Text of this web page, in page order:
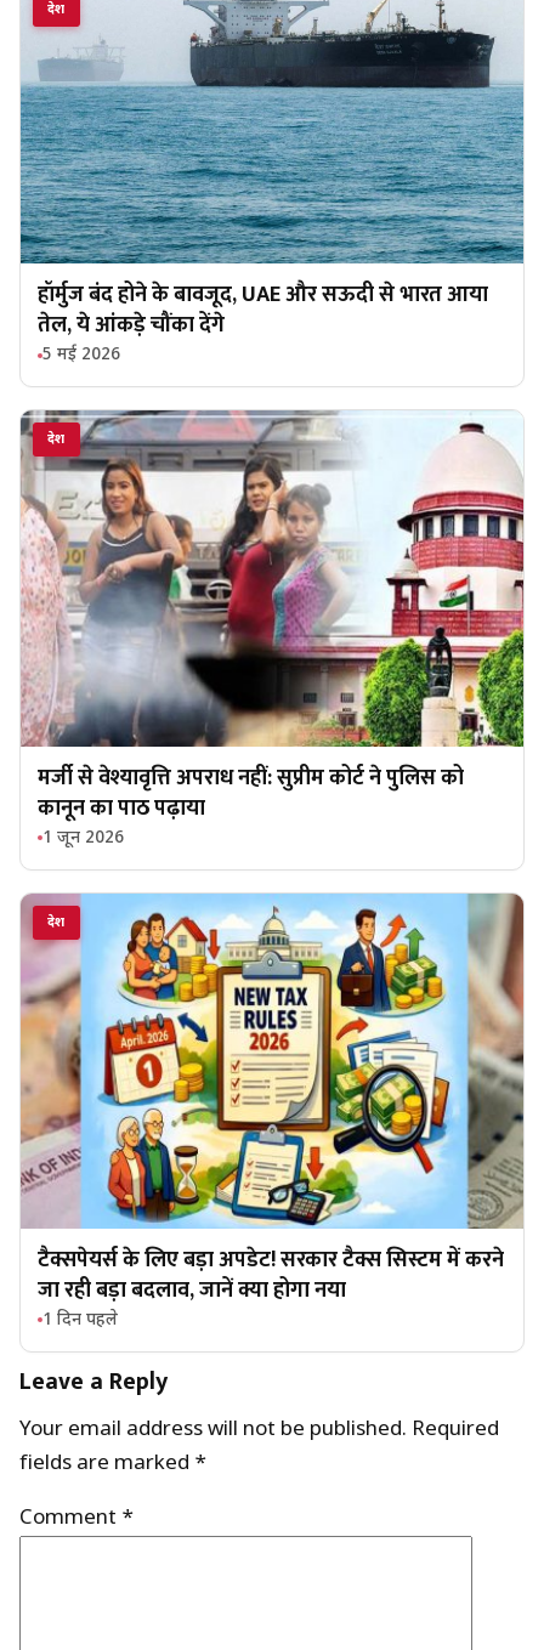
देश
हॉर्मुज बंद होने के बावजूद, UAE और सऊदी से भारत आया
तेल, ये आंकड़े चौंका देंगे
5 मई 2026
देश
मर्जी से वेश्यावृत्ति अपराध नहीं: सुप्रीम कोर्ट ने पुलिस को
कानून का पाठ पढ़ाया
1 जून 2026
देश
टैक्सपेयर्स के लिए बड़ा अपडेट! सरकार टैक्स सिस्टम में करने
जा रही बड़ा बदलाव, जानें क्या होगा नया
1 दिन पहले
Leave a Reply
Your email address will not be published. Required
fields are marked *
Comment *